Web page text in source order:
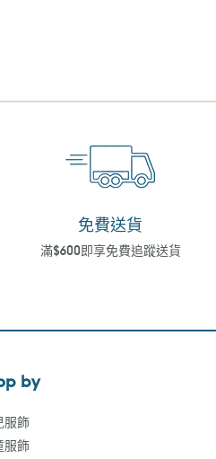
免費送貨
滿$600即享免費追蹤送貨
by
服飾
服飾